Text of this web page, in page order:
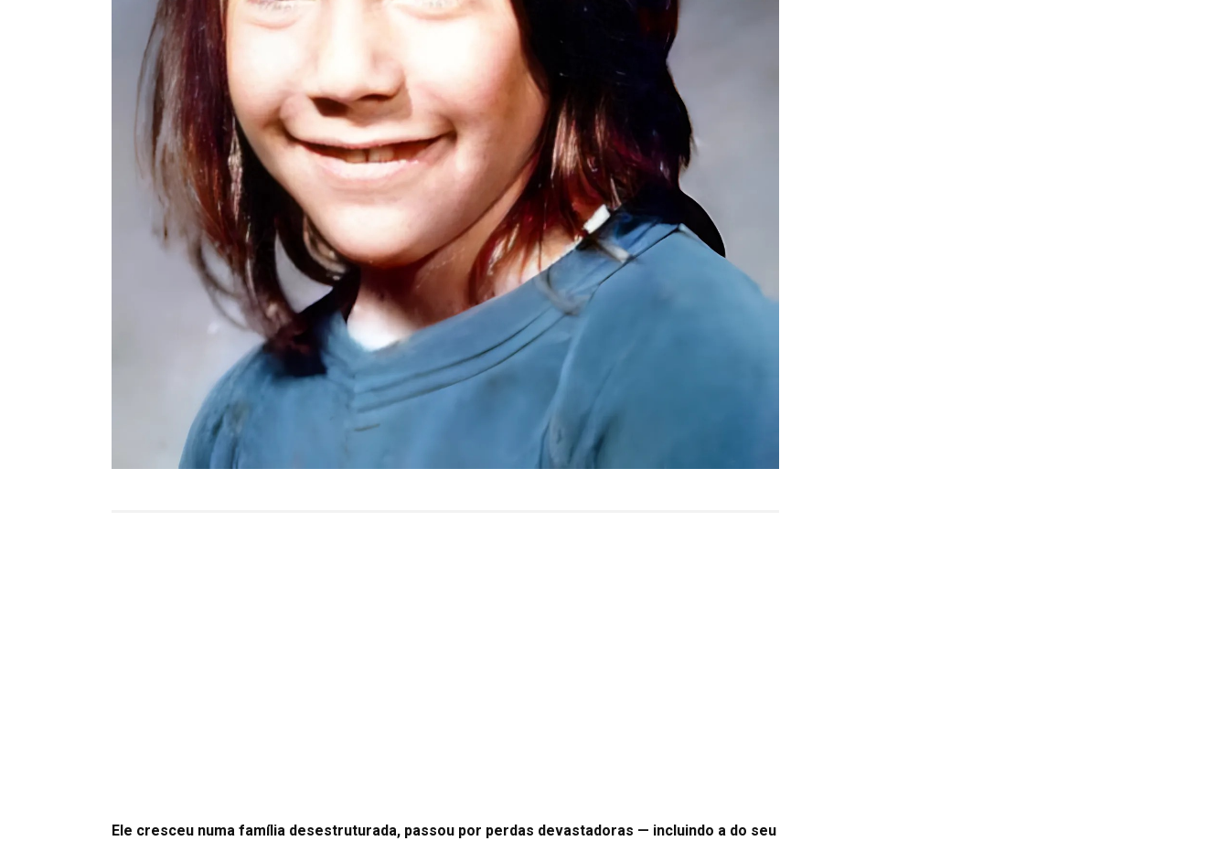
Ele cresceu numa família desestruturada, passou por perdas devastadoras — incluindo a do seu